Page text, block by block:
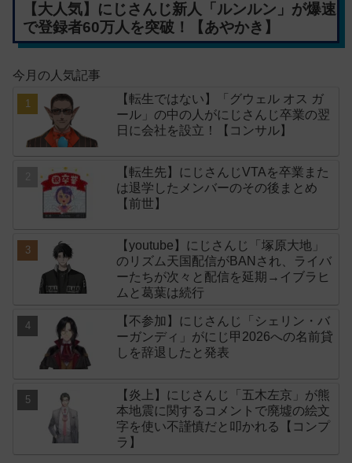
【大人気】にじさんじ新人「ルンルン」が爆速
で登録者60万人を突破！【あやかき】
今月の人気記事
【転生ではない】「グウェル オス ガ
ール」の中の人がにじさんじ卒業の翌
日に会社を設立！【コンサル】
【転生先】にじさんじVTAを卒業また
は退学したメンバーのその後まとめ
【前世】
【youtube】にじさんじ「塚原大地」
のリズム天国配信がBANされ、ライバ
ーたちが次々と配信を延期→イブラヒ
ムと葛葉は続行
【不参加】にじさんじ「シェリン・バ
ーガンディ」がにじ甲2026への名前貸
しを辞退したと発表
【炎上】にじさんじ「五木左京」が熊
本地震に関するコメントで廃墟の絵文
字を使い不謹慎だと叩かれる【コンプ
ラ】